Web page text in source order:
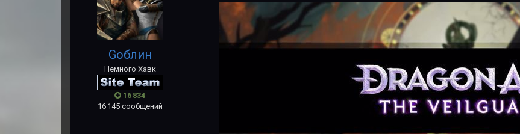
Gоблин
Немного Хавк
16 834
16 145 сообщений